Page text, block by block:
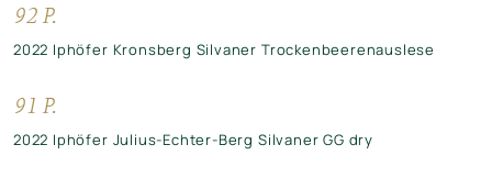
92 P.
2022 Iphöfer Kronsberg Silvaner Trockenbeerenauslese
91 P.
2022 Iphöfer Julius-Echter-Berg Silvaner GG dry